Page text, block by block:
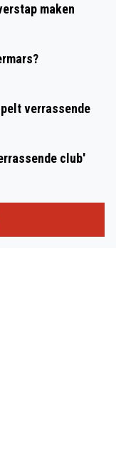
maken
verrassende
club'